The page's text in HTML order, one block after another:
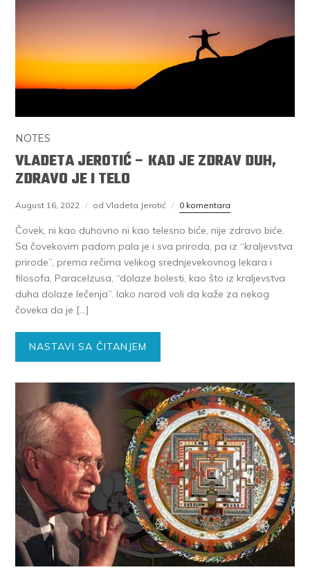
NOTES
VLADETA JEROTIĆ – KAD JE ZDRAV DUH,
ZDRAVO JE I TELO
August 16, 2022 od Vladeta Jerotić 0 komentara
Čovek, ni kao duhovno ni kao telesno biće, nije zdravo biće.
Sa čovekovim padom pala je i sva priroda, pa iz “kraljevstva
prirode”, prema rečima velikog srednjevekovnog lekara i
filosofa, Paracelzusa, “dolaze bolesti, kao što iz kraljevstva
duha dolaze lečenja”. Iako narod voli da kaže za nekog
čoveka da je […]
NASTAVI SA ČITANJEM